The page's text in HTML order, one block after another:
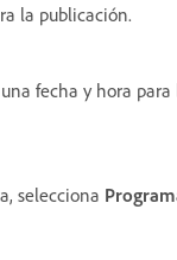
la publicación.
fecha y hora
selecciona